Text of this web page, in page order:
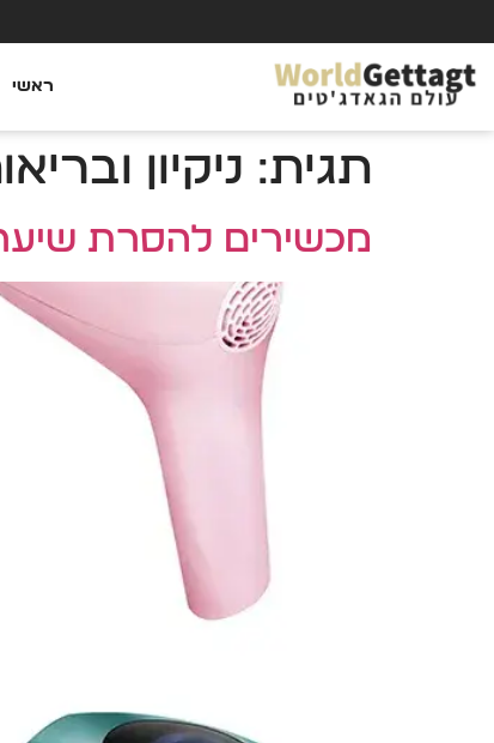
ראשי
תגית: ניקיון
מכשירים להסרת